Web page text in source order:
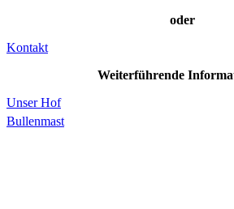
oder
Kontakt
Weiterführende
Unser Hof
Bullenmast